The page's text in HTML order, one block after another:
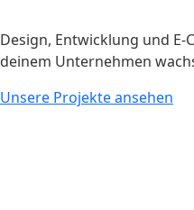
Design, Entwicklung und
deinem Unternehmen
Unsere Projekte ansehen